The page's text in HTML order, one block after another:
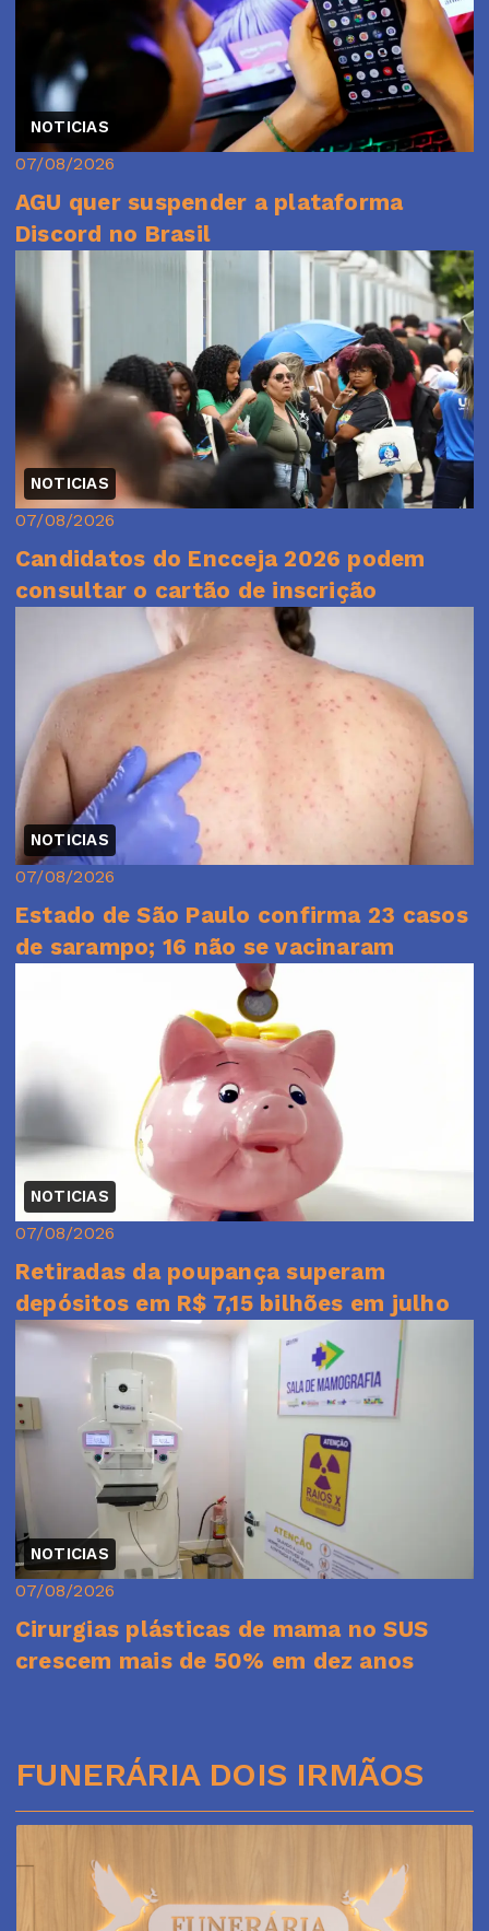
NOTICIAS
07/08/2026
AGU quer suspender a plataforma
Discord no Brasil
NOTICIAS
07/08/2026
Candidatos do Encceja 2026 podem
consultar o cartão de inscrição
NOTICIAS
07/08/2026
Estado de São Paulo confirma 23 casos
de sarampo; 16 não se vacinaram
NOTICIAS
07/08/2026
Retiradas da poupança superam
depósitos em R$ 7,15 bilhões em julho
NOTICIAS
07/08/2026
Cirurgias plásticas de mama no SUS
crescem mais de 50% em dez anos
FUNERÁRIA DOIS IRMÃOS